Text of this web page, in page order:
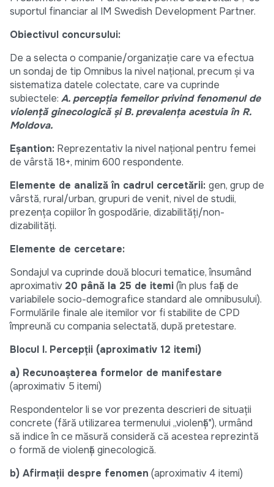
suportul financiar al IM Swedish Development Partner.
Obiectivul concursului:
De a selecta o companie/organizație care va efectua
un sondaj de tip Omnibus la nivel național, precum și va
sistematiza datele colectate, care va cuprinde
subiectele: A.percepția femeilor privind fenomenul de
violență ginecologică șiB.prevalența acestuia în R.
Moldova.
Eșantion: Reprezentativ la nivel național pentru femei
de vârstă 18+, minim 600 respondente.
Elemente de analiză în cadrul cercetării: gen, grup de
vârstă, rural/urban, grupuri de venit, nivel de studii,
prezența copiilor în gospodărie, dizabilități/non-
dizabilități.
Elemente de cercetare:
Sondajul va cuprinde două blocuri tematice, însumând
aproximativ 20 până la 25 de itemi(în plus față de
variabilele socio-demografice standard ale omnibusului).
Formulările finale ale itemilor vor fi stabilite de CPD
împreună cu compania selectată, după pretestare.
Blocul I. Percepții (aproximativ 12 itemi)
a) Recunoașterea formelor de manifestare
(aproximativ 5 itemi)
Respondentelor li se vor prezenta descrieri de situații
concrete (fără utilizarea termenului „violență"), urmând
să indice în ce măsură consideră că acestea reprezintă
o formă de violență ginecologică.
b) Afirmații despre fenomen (aproximativ 4 itemi)